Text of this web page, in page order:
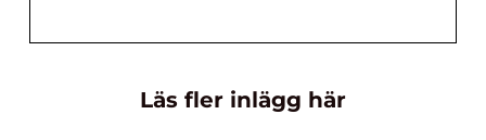
Läs fler inlägg här